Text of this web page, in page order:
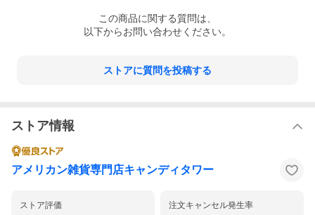
この一枚は アナタのフォースを呼び覚ます
この商品に関する質問は、
以下からお問い合わせください。
ストアに質問を投稿する
ストア情報
アメリカン雑貨専門店キャンディタワー
ストア評価 注文キャンセル発生率